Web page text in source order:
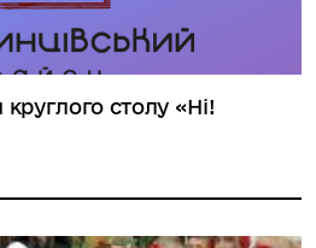
круглого столу «Ні!